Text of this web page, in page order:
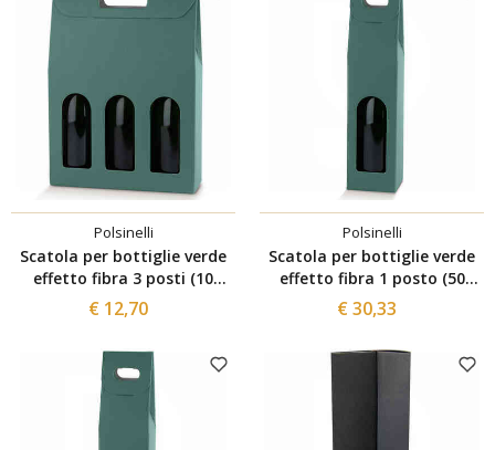
Polsinelli
Scatola per bottiglie verde
effetto fibra 3 posti (10
pezzi)
€ 12,70
Polsinelli
Scatola per bottiglie verde
effetto fibra 1 posto (50
pezzi)
€ 30,33